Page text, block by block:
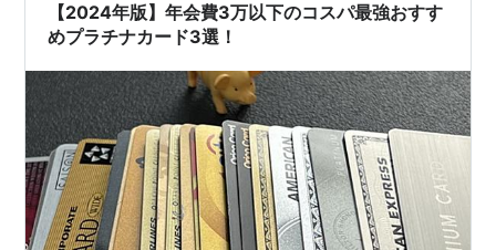
【2024年版】年会費3万以下のコスパ最強おすす
めプラチナカード3選！